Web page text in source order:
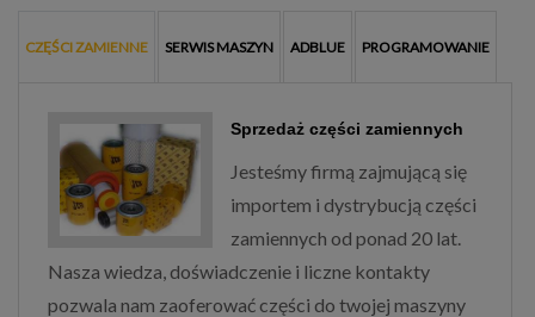
CZĘŚCI ZAMIENNE SERWIS MASZYN ADBLUE PROGRAMOWANIE
Sprzedaż części zamiennych
Jesteśmy firmą zajmującą się
importem i dystrybucją części
zamiennych od ponad 20 lat.
Nasza wiedza, doświadczenie i liczne kontakty
pozwala nam zaoferować części do twojej maszyny